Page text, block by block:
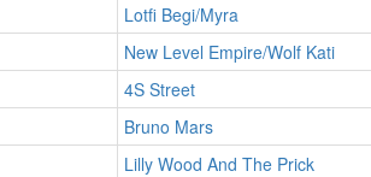
Lotfi Begi/Myra
New Level Empire/Wolf Kati
4S Street
Bruno Mars
Lilly Wood And The Prick